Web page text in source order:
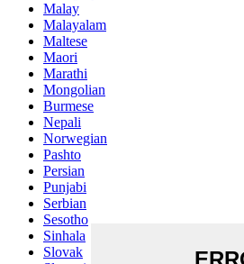
Malay
Malayalam
Maltese
Maori
Marathi
Mongolian
Burmese
Nepali
Norwegian
Pashto
Persian
Punjabi
Serbian
Sesotho
Sinhala
Slovak